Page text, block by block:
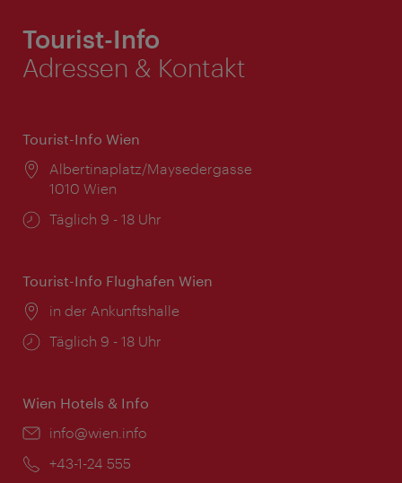
Tourist-Info
Adressen & Kontakt
Tourist-Info Wien
Ort:
Albertinaplatz/Maysedergasse
1010 Wien
Öffnungszeiten:
Täglich 9 - 18 Uhr
Tourist-Info Flughafen Wien
Ort:
in der Ankunftshalle
Öffnungszeiten:
Täglich 9 - 18 Uhr
Wien Hotels & Info
Email:
info@wien.info
Telefon:
+43-1-24 555